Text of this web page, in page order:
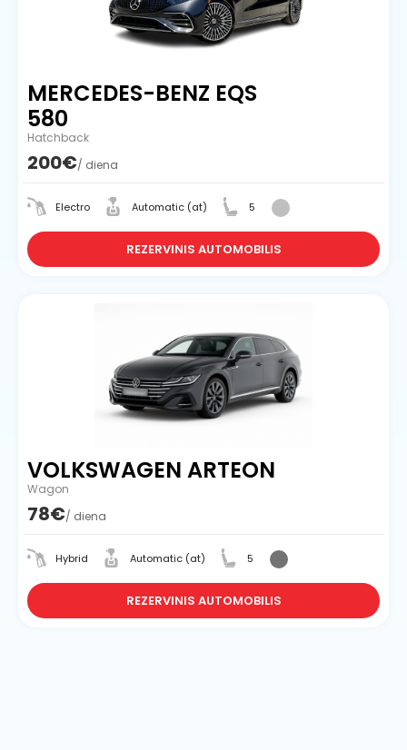
MERCEDES-BENZ EQS
580
Hatchback
200€/ diena
Electro Automatic (at) 5
REZERVINIS AUTOMOBILIS
VOLKSWAGEN ARTEON
Wagon
78€/ diena
Hybrid Automatic (at) 5
REZERVINIS AUTOMOBILIS